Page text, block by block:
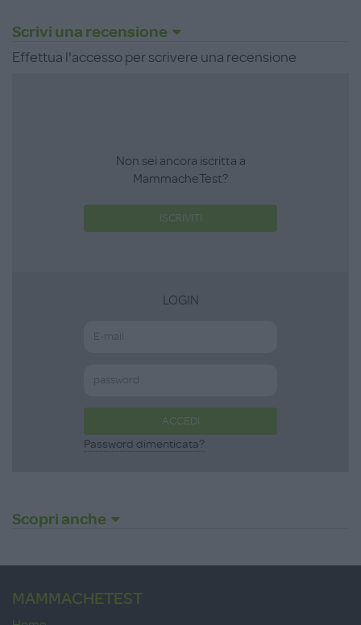
Scrivi una recensione
Effettua l'accesso per scrivere una recensione
Non sei ancora iscritta a
MammacheTest?
ISCRIVITI
LOGIN
ACCEDI
Password dimenticata?
Scopri anche
MAMMACHETEST